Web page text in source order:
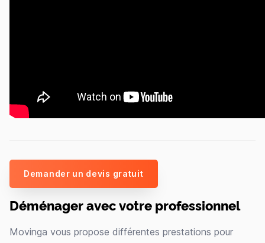
Demander un devis gratuit
Déménager avec votre professionnel
Movinga vous propose différentes prestations pour